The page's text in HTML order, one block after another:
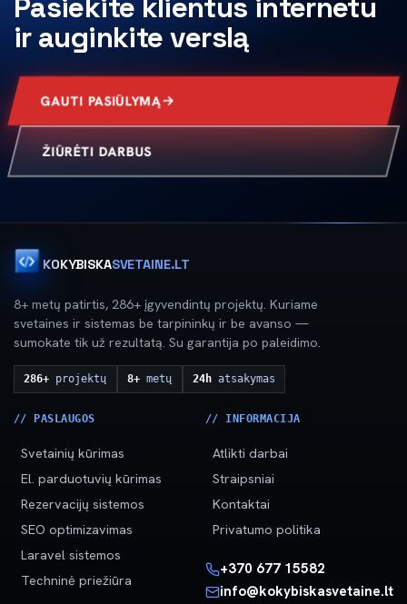
Pasiekite klientus internetu
ir auginkite verslą
GAUTI PASIŪLYMĄ
ŽIŪRĖTI DARBUS
KOKYBISKASVETAINE.LT
8+ metų patirtis, 286+ įgyvendintų projektų. Kuriame
svetaines ir sistemas be tarpininkų ir be avanso —
sumokate tik už rezultatą. Su garantija po paleidimo.
286+ projektų 8+ metų 24hatsakymas
// PASLAUGOS
Svetainių kūrimas
El. parduotuvių kūrimas
Rezervacijų sistemos
SEO optimizavimas
Laravel sistemos
Techninė priežiūra
// INFORMACIJA
Atlikti darbai
Straipsniai
Kontaktai
Privatumo politika
+370 677 15582
info@kokybiskasvetaine.lt